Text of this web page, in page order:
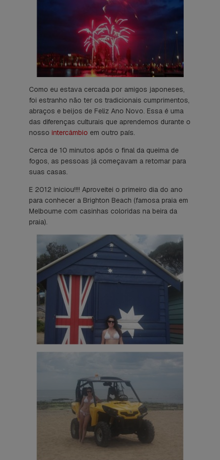
Como eu estava cercada por amigos japoneses,
foi estranho não ter os tradicionais cumprimentos,
abraços e beijos de Feliz Ano Novo. Essa é uma
das diferenças culturais que aprendemos durante o
nosso intercâmbio em outro país.
Cerca de 10 minutos após o final da queima de
fogos, as pessoas já começavam a retornar para
suas casas.
E 2012 iniciou!!!! Aproveitei o primeiro dia do ano
para conhecer a Brighton Beach (famosa praia em
Melbourne com casinhas coloridas na beira da
praia).